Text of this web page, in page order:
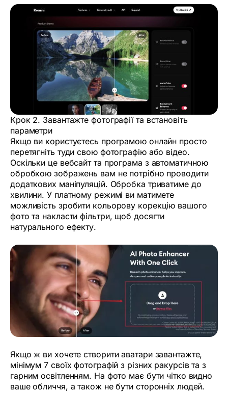
Крок 2. Завантажте фотографії та встановіть
параметри
Якщо ви користуєтесь програмою онлайн просто
перетягніть туди свою фотографію або відео.
Оскільки це вебсайт та програма з автоматичною
обробкою зображень вам не потрібно проводити
додаткових маніпуляцій. Обробка триватиме до
хвилини. У платному режимі ви матимете
можливість зробити кольорову корекцію вашого
фото та накласти фільтри, щоб досягти
натурального ефекту.
Якщо ж ви хочете створити аватари завантажте,
мінімум 7 своїх фотографій з різних ракурсів та з
гарним освітленням. На фото має бути чітко видно
ваше обличчя, а також не бути сторонніх людей.